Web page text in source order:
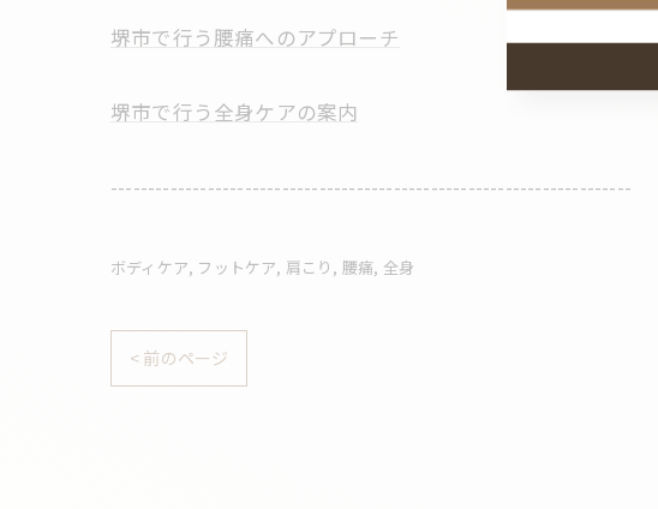
堺市で行う腰痛へのアプローチ
堺市で行う全身ケアの案内
----------------------------------------------------------------------
ボディケア フットケア 肩こり 腰痛 全身
< 前のページ